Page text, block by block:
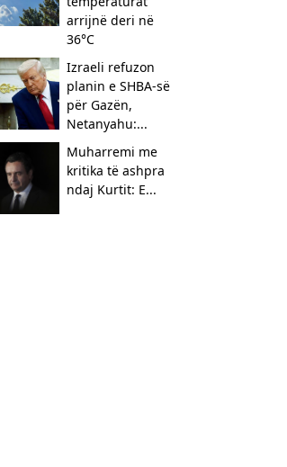
arrijnë deri në
36°C
Izraeli refuzon
planin e SHBA-së
për Gazën,
Netanyahu:...
Muharremi me
kritika të ashpra
ndaj Kurtit: E...